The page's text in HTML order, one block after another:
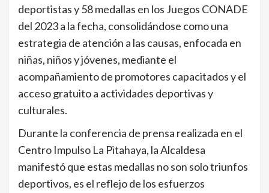
deportistas y 58 medallas en los Juegos CONADE
del 2023 a la fecha, consolidándose como una
estrategia de atención a las causas, enfocada en
niñas, niños y jóvenes, mediante el
acompañamiento de promotores capacitados y el
acceso gratuito a actividades deportivas y
culturales.
Durante la conferencia de prensa realizada en el
Centro Impulso La Pitahaya, la Alcaldesa
manifestó que estas medallas no son solo triunfos
deportivos, es el reflejo de los esfuerzos